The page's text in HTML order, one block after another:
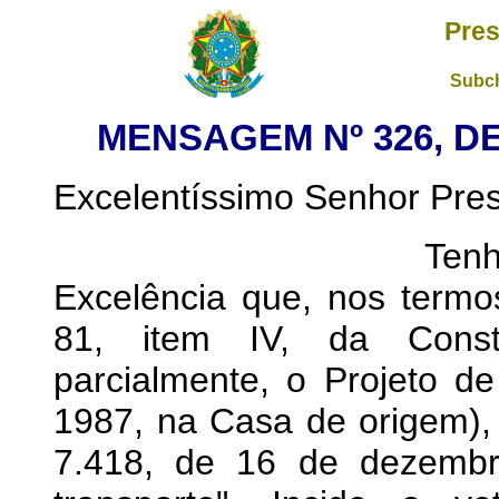
MENSAGEM Nº 326,
Excelentíssimo Senhor
Tenho a honra
Excelência que, nos
81, item IV, da
parcialmente, o Projeto
1987, na Casa de
7.418, de 16 de